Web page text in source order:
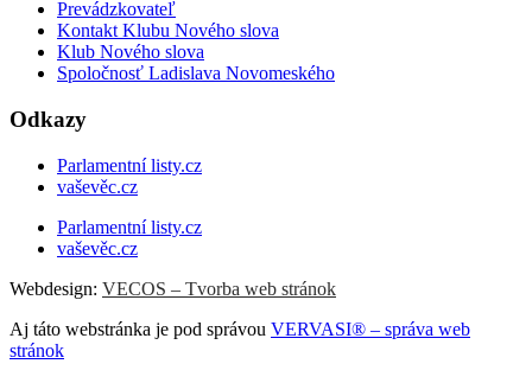
Prevádzkovateľ
Kontakt Klubu Nového slova
Klub Nového slova
Spoločnosť Ladislava Novomeského
Odkazy
Parlamentní listy.cz
vaševěc.cz
Parlamentní listy.cz
vaševěc.cz
Webdesign: VECOS – Tvorba web stránok
Aj táto webstránka je pod správou VERVASI® – správa web
stránok